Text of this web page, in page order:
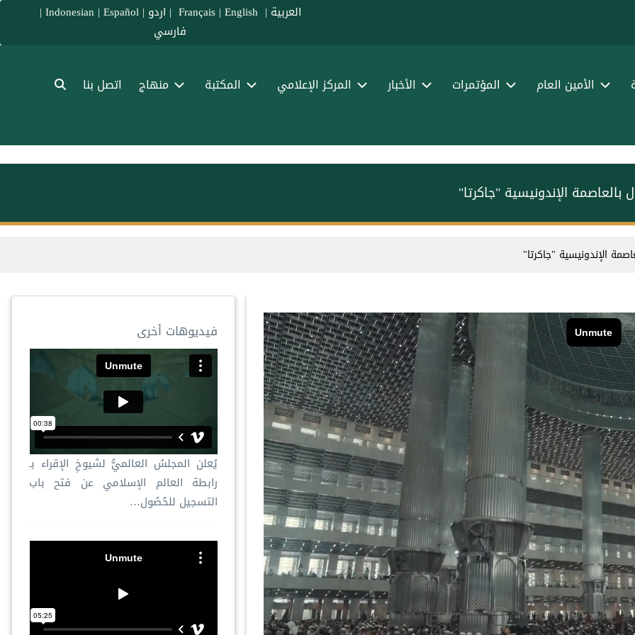
العربية |
Français
| English
| اردو |
Indonesian | Español
|
فارسي
الأمين العام المؤتمرات الأخبار المركز الإعلامي المكتبة منهاج اتصل بنا
الإندونيسية "جاكرتا"
الإندونيسية "جاكرتا"
فيديوهات أخرى
يُعلن المجلسُ العالميُّ لشيوخِ الإقراء بـ
رابطة العالم الإسلامي عن فتح باب
التسجيل للحُصُول…